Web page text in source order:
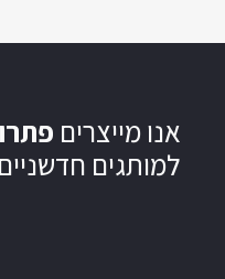
אנו מייצרים
למותגים